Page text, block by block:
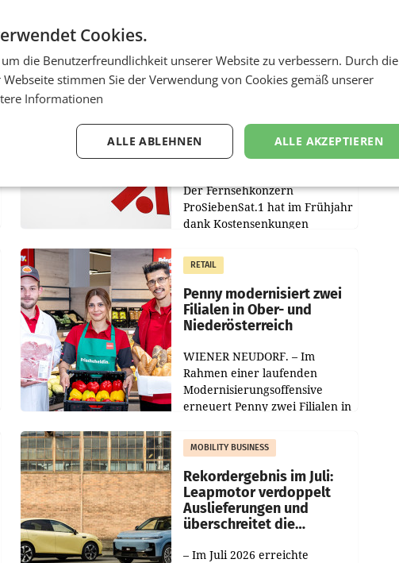
MARKETING & MEDIA
macht überraschend viel
Gewinn
Der Fernsehkonzern
ProSiebenSat.1 hat im Frühjahr
dank Kostensenkungen
gemacht und die
Markterwartung deutlich
übertroffen.
RETAIL
Penny modernisiert zwei
Filialen in Ober- und
Niederösterreich
WIENER NEUDORF. – Im
Rahmen einer laufenden
Modernisierungsoffensive
erneuert Penny zwei Filialen in
Die beiden Standorte liegen in
Haag sowie im rund
MOBILITY BUSINESS
Rekordergebnis im Juli:
Leapmotor verdoppelt
Auslieferungen und
überschreitet die
– Im Juli 2026 erreichte
Cookies.
die Benutzerfreundlichkeit unserer Website zu verbessern. Durch die
stimmen Sie der Verwendung von Cookies gemäß unserer
Informationen
ALLE AKZEPTIEREN
ALLE ABLEHNEN